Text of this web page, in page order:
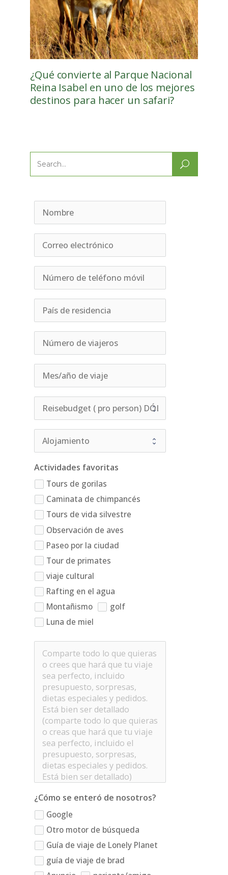
¿Qué convierte al Parque Nacional
Reina Isabel en uno de los mejores
destinos para hacer un safari?
Search
for:
Actividades favoritas
Tours de gorilas
Caminata de chimpancés
Tours de vida silvestre
Observación de aves
Paseo por la ciudad
Tour de primates
viaje cultural
Rafting en el agua
Montañismo
golf
Luna de miel
¿Cómo se enteró de nosotros?
Google
Otro motor de búsqueda
Guía de viaje de Lonely Planet
guía de viaje de brad